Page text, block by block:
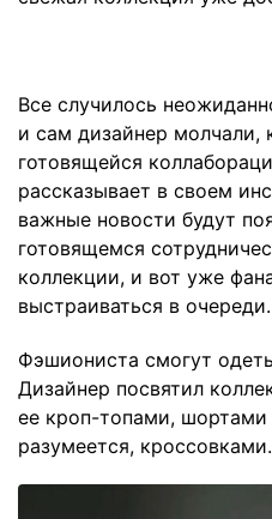
Все случилось
и сам дизайнер молчали,
готовящейся
рассказывает в своем
важные новости будут
готовящемся
коллекции, и вот уже
выстраиваться в очереди.
Фэшиониста смогут
Дизайнер посвятил
ее кроп-топами, шортами
разумеется, кроссовками.